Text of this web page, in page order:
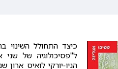
כיצד התחולל השינוי
ל"פסיכולוגיה של